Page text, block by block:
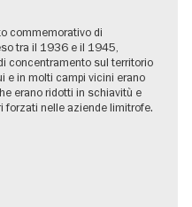
commemorativo di
tra il 1936 e il 1945,
concentramento sul territorio
e in molti campi vicini erano
erano ridotti in schiavitù e
forzati nelle aziende limitrofe.